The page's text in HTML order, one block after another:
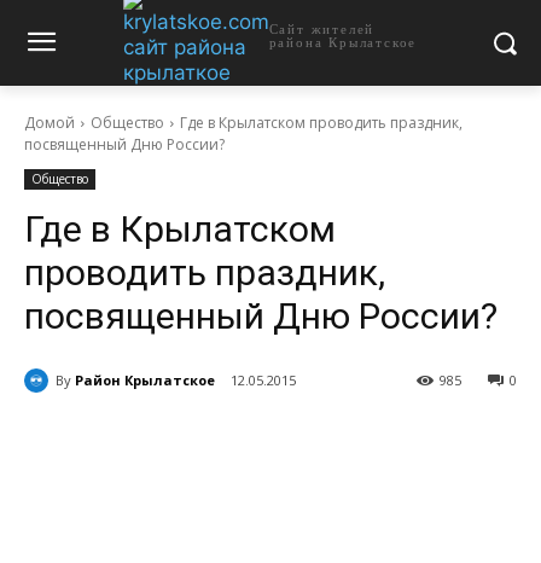
Сайт жителей
района Крылатское
Домой Общество
Где в Крылатском проводить праздник,
посвященный Дню России?
Общество
Где в Крылатском
проводить праздник,
посвященный Дню России?
By Район Крылатское 12.05.2015 0
985